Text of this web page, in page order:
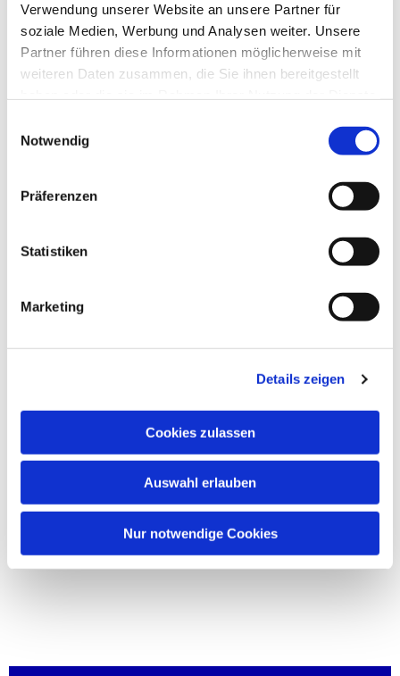
Verwendung unserer Website an unsere Partner für
soziale Medien, Werbung und Analysen weiter. Unsere
Partner führen diese Informationen möglicherweise mit
weiteren Daten zusammen, die Sie ihnen bereitgestellt
Notwendig
Präferenzen
Statistiken
Marketing
Details zeigen
Cookies zulassen
Auswahl erlauben
Nur notwendige Cookies
Dies könnte Sie auch